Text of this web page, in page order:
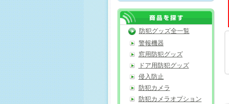
防犯グッズ全一覧
警報機器
窓用防犯グッズ
ドア用防犯グッズ
侵入防止
防犯カメラ
防犯カメラオプション